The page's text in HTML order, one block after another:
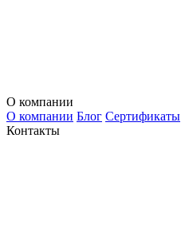
О компании
О компании Блог Сертификаты
Контакты